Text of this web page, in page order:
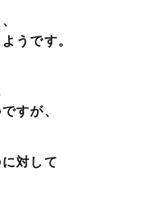
うです。
すが、
対して